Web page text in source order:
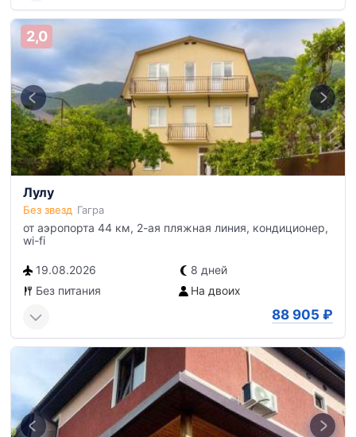
2,0
Лулу
Без звезд Гагра
от аэропорта 44 км, 2-ая пляжная линия, кондиционер,
wi-fi
19.08.2026
8 дней
Без питания
На двоих
88 905 ₽